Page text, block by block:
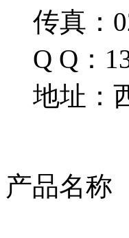
传真：
Q Q：
地址：
产品名称